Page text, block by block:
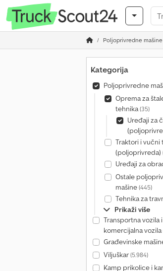
Poljoprivredne mašine
Kategorija
Poljoprivredne
Oprema za
tehnika(35)
Uređaji za
Traktori i vučni
(poljoprivreda)
Uređaji za
Ostale
mašine(445)
Tehnika za
Prikaži više
Transportna vozila i
komercijalna vozila
Građevinske
Viljuškar(5.984)
Kamp prikolice i